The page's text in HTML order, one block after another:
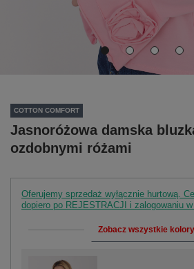
COTTON COMFORT
Jasnoróżowa damska
ozdobnymi różami
Oferujemy sprzedaż wyłącznie hurtową.
dopiero po REJESTRACJI i zalogowaniu w
Zobacz wszystkie